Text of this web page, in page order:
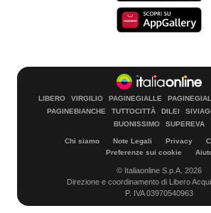
LIBERO VIRGILIO PAGINEGIALLE
PAGINEBIANCHE
TUTTOCITTÀ DILEI
BUONISSIMO
SUPEREVA
Chi siamo Note Legali Privacy
Preferenze sui cookie
© Italiaonline S.p.A. 2026
Direzione e coordinamento di Libero
P. IVA 03970540963